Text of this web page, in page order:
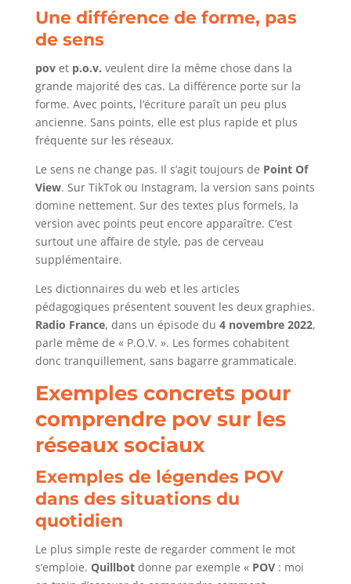
Une différence de forme, pas
de sens
povet p.o.v. veulent dire la même chose dans la
grande majorité des cas. La différence porte sur la
forme. Avec points, l’écriture paraît un peu plus
ancienne. Sans points, elle est plus rapide et plus
fréquente sur les réseaux.
Le sens ne change pas. Il s’agit toujours de Point Of
View. Sur TikTok ou Instagram, la version sans points
domine nettement. Sur des textes plus formels, la
version avec points peut encore apparaître. C’est
surtout une affaire de style, pas de cerveau
supplémentaire.
Les dictionnaires du web et les articles
pédagogiques présentent souvent les deux graphies.
Radio France, dans un épisode du 4 novembre 2022,
parle même de « P.O.V. ». Les formes cohabitent
donc tranquillement, sans bagarre grammaticale.
Exemples concrets pour
comprendre pov sur les
réseaux sociaux
Exemples de légendes POV
dans des situations du
quotidien
Le plus simple reste de regarder comment le mot
s’emploie. Quillbotdonne par exemple « POV: moi